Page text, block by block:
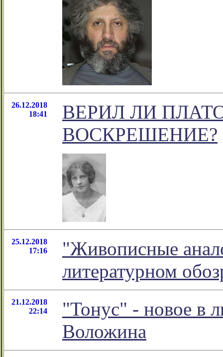
26.12.2018
18:41
ВЕРИЛ ЛИ
ВОСКРЕШЕНИЕ?
25.12.2018
17:16
"Живописные
литературном
21.12.2018
22:14
"Тонус" - новое в
Воложина